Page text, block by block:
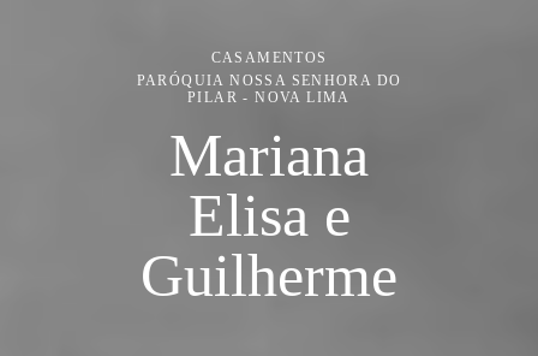
CASAMENTOS
PARÓQUIA NOSSA SENHORA DO
PILAR - NOVA LIMA
Mariana
Elisa e
Guilherme